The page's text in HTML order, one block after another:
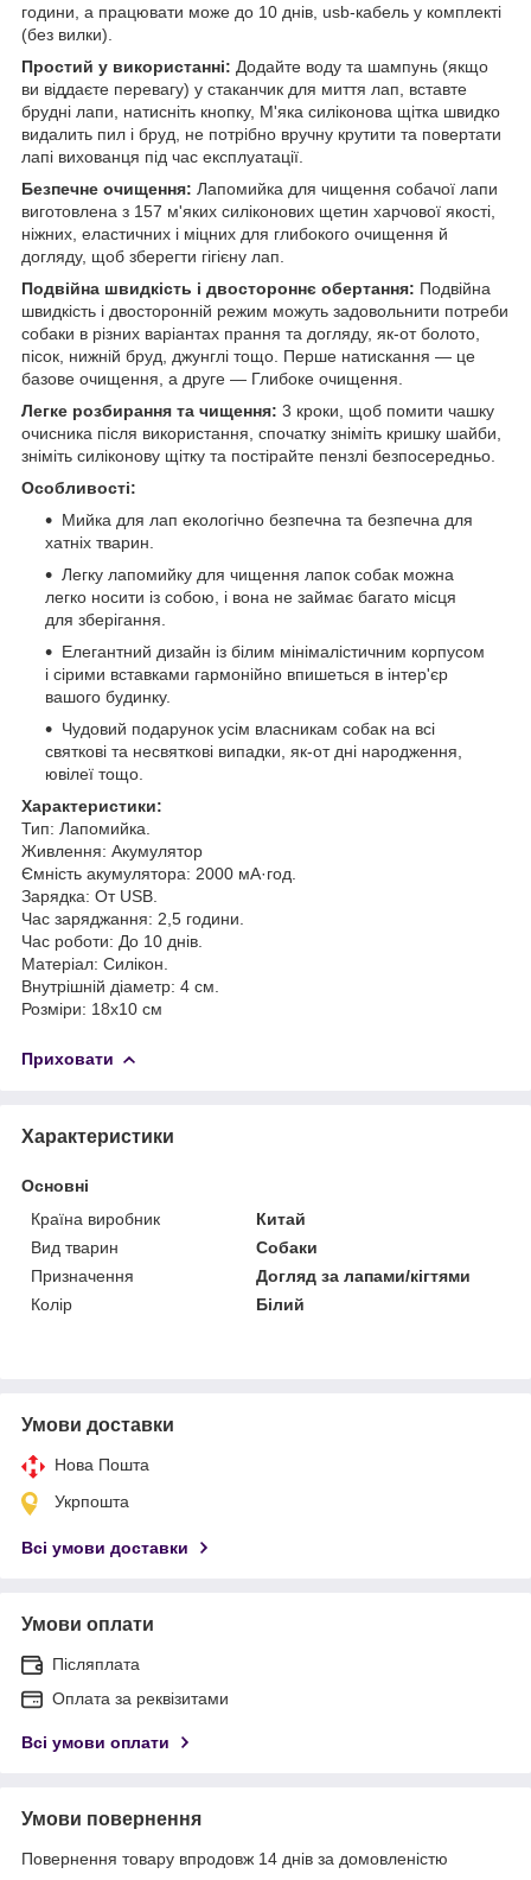
години, а працювати може до 10 днів, usb-кабель у комплекті
(без вилки).
Простий у використанні: Додайте воду та шампунь (якщо
ви віддаєте перевагу) у стаканчик для миття лап, вставте
брудні лапи, натисніть кнопку, М'яка силіконова щітка швидко
видалить пил і бруд, не потрібно вручну крутити та повертати
лапі вихованця під час експлуатації.
Безпечне очищення: Лапомийка для чищення собачої лапи
виготовлена з 157 м'яких силіконових щетин харчової якості,
ніжних, еластичних і міцних для глибокого очищення й
догляду, щоб зберегти гігієну лап.
Подвійна швидкість і двостороннє обертання: Подвійна
швидкість і двосторонній режим можуть задовольнити потреби
собаки в різних варіантах прання та догляду, як-от болото,
пісок, нижній бруд, джунглі тощо. Перше натискання — це
базове очищення, а друге — Глибоке очищення.
Легке розбирання та чищення: 3 кроки, щоб помити чашку
очисника після використання, спочатку зніміть кришку шайби,
зніміть силіконову щітку та постірайте пензлі безпосередньо.
Особливості:
Мийка для лап екологічно безпечна та безпечна для
хатніх тварин.
Легку лапомийку для чищення лапок собак можна
легко носити із собою, і вона не займає багато місця
для зберігання.
Елегантний дизайн із білим мінімалістичним корпусом
і сірими вставками гармонійно впишеться в інтер'єр
вашого будинку.
Чудовий подарунок усім власникам собак на всі
святкові та несвяткові випадки, як-от дні народження,
ювілеї тощо.
Характеристики:
Тип: Лапомийка.
Живлення: Акумулятор
Ємність акумулятора: 2000 мА·год.
Зарядка: От USB.
Час заряджання: 2,5 години.
Час роботи: До 10 днів.
Матеріал: Силікон.
Внутрішній діаметр: 4 см.
Розміри: 18х10 см
Приховати
Характеристики
Основні
Країна виробник
Китай
Вид тварин
Собаки
Призначення
Догляд за лапами/кігтями
Колір
Білий
Умови доставки
Нова Пошта
Укрпошта
Всі умови доставки
Умови оплати
Післяплата
Оплата за реквізитами
Всі умови оплати
Умови повернення
Повернення товару впродовж 14 днів за домовленістю